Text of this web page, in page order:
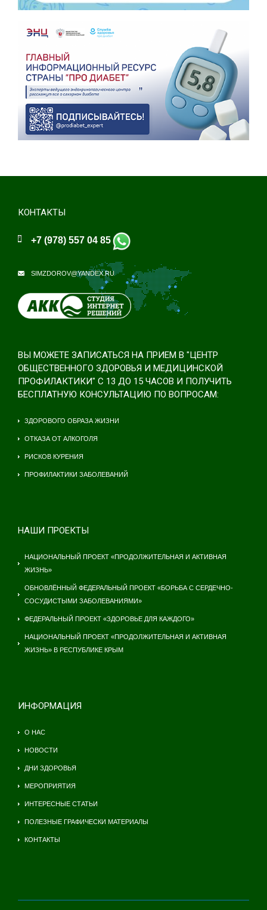
КОНТАКТЫ
+7 (978) 557 04 85
SIMZDOROV@YANDEX.RU
ВЫ МОЖЕТЕ ЗАПИСАТЬСЯ НА ПРИЕМ В "ЦЕНТР
ОБЩЕСТВЕННОГО ЗДОРОВЬЯ И МЕДИЦИНСКОЙ
ПРОФИЛАКТИКИ" С 13 ДО 15 ЧАСОВ И ПОЛУЧИТЬ
БЕСПЛАТНУЮ КОНСУЛЬТАЦИЮ ПО ВОПРОСАМ:
ЗДОРОВОГО ОБРАЗА ЖИЗНИ
ОТКАЗА ОТ АЛКОГОЛЯ
РИСКОВ КУРЕНИЯ
ПРОФИЛАКТИКИ ЗАБОЛЕВАНИЙ
НАШИ ПРОЕКТЫ
НАЦИОНАЛЬНЫЙ ПРОЕКТ «ПРОДОЛЖИТЕЛЬНАЯ И АКТИВНАЯ
ЖИЗНЬ»
ОБНОВЛЁННЫЙ ФЕДЕРАЛЬНЫЙ ПРОЕКТ «БОРЬБА С СЕРДЕЧНО-
СОСУДИСТЫМИ ЗАБОЛЕВАНИЯМИ»
ФЕДЕРАЛЬНЫЙ ПРОЕКТ «ЗДОРОВЬЕ ДЛЯ КАЖДОГО»
НАЦИОНАЛЬНЫЙ ПРОЕКТ «ПРОДОЛЖИТЕЛЬНАЯ И АКТИВНАЯ
ЖИЗНЬ» В РЕСПУБЛИКЕ КРЫМ
ИНФОРМАЦИЯ
О НАС
НОВОСТИ
ДНИ ЗДОРОВЬЯ
МЕРОПРИЯТИЯ
ИНТЕРЕСНЫЕ СТАТЬИ
ПОЛЕЗНЫЕ ГРАФИЧЕСКИ МАТЕРИАЛЫ
КОНТАКТЫ